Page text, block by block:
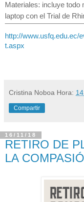
Materiales: incluye todo
laptop con el Trial de
http://www.usfq.edu.ec/
t.aspx
Cristina Noboa Hora:
Compartir
16/11/18
RETIRO DE
LA